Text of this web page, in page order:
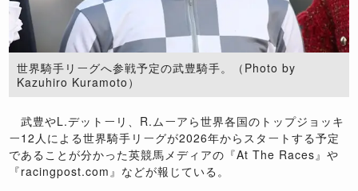
世界騎手リーグへ参戦予定の武豊騎手。（Photo by
Kazuhiro Kuramoto）
武豊やL.デットーリ、R.ムーアら世界各国のトップジョッキ
ー12人による世界騎手リーグが2026年からスタートする予定
であることが分かった英競馬メディアの『At The Races』や
『racingpost.com』などが報じている。